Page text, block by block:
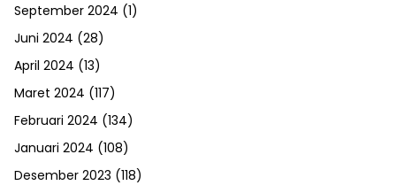
September 2024 (1)
Juni 2024 (28)
April 2024 (13)
Maret 2024 (117)
Februari 2024 (134)
Januari 2024 (108)
Desember 2023 (118)